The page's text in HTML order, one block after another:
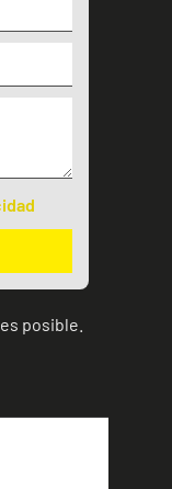
posible.